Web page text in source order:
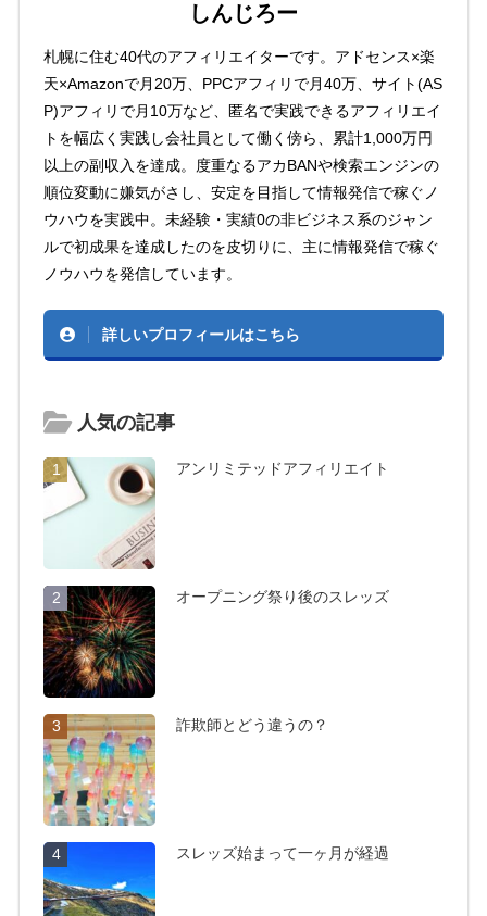
しんじろー
札幌に住む40代のアフィリエイターです。アドセンス×楽
天×Amazonで月20万、PPCアフィリで月40万、サイト(AS
P)アフィリで月10万など、匿名で実践できるアフィリエイ
トを幅広く実践し会社員として働く傍ら、累計1,000万円
以上の副収入を達成。度重なるアカBANや検索エンジンの
順位変動に嫌気がさし、安定を目指して情報発信で稼ぐノ
ウハウを実践中。未経験・実績0の非ビジネス系のジャン
ルで初成果を達成したのを皮切りに、主に情報発信で稼ぐ
ノウハウを発信しています。
詳しいプロフィールはこちら
人気の記事
1 アンリミテッドアフィリエイト
2 オープニング祭り後のスレッズ
3 詐欺師とどう違うの？
4 スレッズ始まって一ヶ月が経過